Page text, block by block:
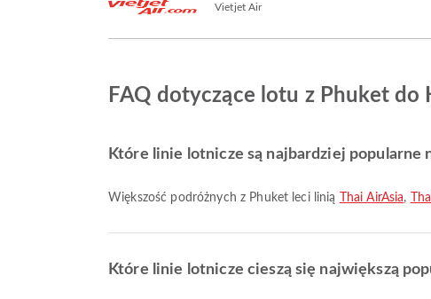
Vietjet Air
FAQ dotyczące lotu z Phuket do
Które linie lotnicze są najbardziej popularne
Większość podróżnych z Phuket leci linią Thai AirAsia,
Które linie lotnicze cieszą się największą